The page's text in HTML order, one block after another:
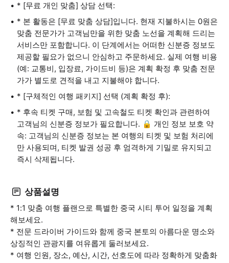
* [무료 개인 맞춤] 상담 선택:
* 본 활동은 [무료 맞춤 상담]입니다. 현재 지불하시는 0원은
맞춤 전문가가 고객님만을 위한 맞춤 노선을 계획해 드리는
서비스만 포함합니다. 이 단계에서는 어떠한 신분증 정보도
제공할 필요가 없으니 안심하고 주문하세요. 실제 여행 비용
(예: 교통비, 입장료, 가이드비 등)은 계획 확정 후 맞춤 전문
가가 별도로 견적을 내고 지불해야 합니다.
* [구체적인 여행 패키지] 선택 (계획 확정 후):
* 후속 티켓 구매, 보험 및 고속철도 티켓 확인과 관련하여
고객님의 신분증 정보가 필요합니다. 🔒 개인 정보 보호 약
속: 고객님의 신분증 정보는 본 여행의 티켓 및 보험 처리에
만 사용되며, 티켓 발권 성공 후 엄격하게 기밀로 유지되고
즉시 삭제됩니다.
상품설명
* 1:1 맞춤 여행 플랜으로 특별한 중국 시티 투어 일정을 계획
해보세요.
* 전문 드라이버 가이드와 함께 중국 본토의 아름다운 명소와
상징적인 관광지를 여유롭게 둘러보세요.
* 여행 인원, 장소, 예산, 시간, 선호도에 따라 정확하게 맞춤화